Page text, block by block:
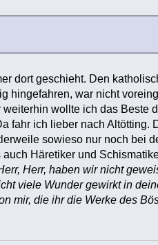
dort geschieht. Den
hingefahren, war nicht
wollte ich das Beste
fahr ich lieber nach Altötting.
sowieso nur noch bei
Häretiker und
Herr, haben wir nicht
viele Wunder gewirkt in
mir, die ihr die Werke des